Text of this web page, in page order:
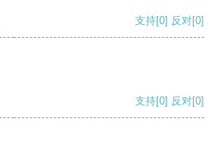
支持[0] 反对[0]
支持[0] 反对[0]